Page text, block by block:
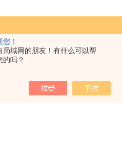
您！
局域网的朋友！有什么可以帮
的吗？